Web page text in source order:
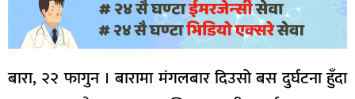
बारा, २२ फागुन । बारामा मंगलबार दिउसो बस दुर्घटना हुँदा